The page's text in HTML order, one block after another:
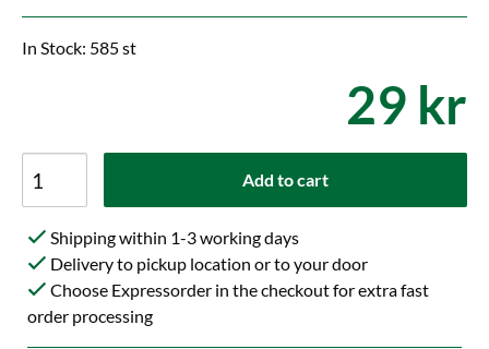
In Stock: 585 st
29 kr
Add to cart
Shipping within 1-3 working days
Delivery to pickup location or to your door
Choose Expressorder in the checkout for extra fast
order processing